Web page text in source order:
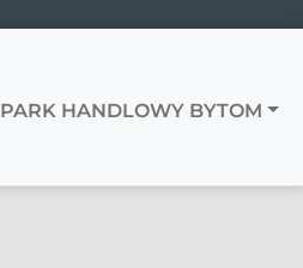
PARK HANDLOWY BYTOM